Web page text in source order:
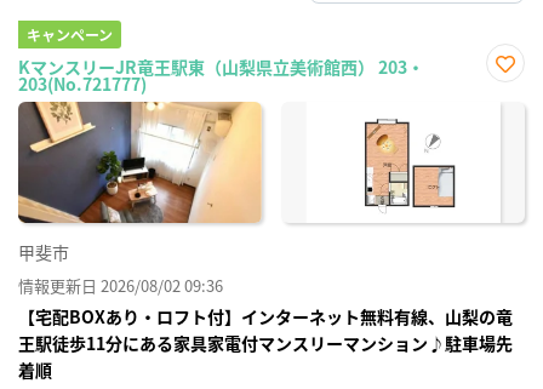
キャンペーン
KマンスリーJR竜王駅東（山梨県立美術館西） 203・
203(No.721777)
に入
甲斐市
情報更新日 2026/08/02 09:36
【宅配BOXあり・ロフト付】インターネット無料有線、山梨の竜
王駅徒歩11分にある家具家電付マンスリーマンション♪駐車場先
着順